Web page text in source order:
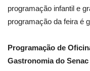
programação infantil e
programação da feira é
Programação de
Gastronomia do Senac